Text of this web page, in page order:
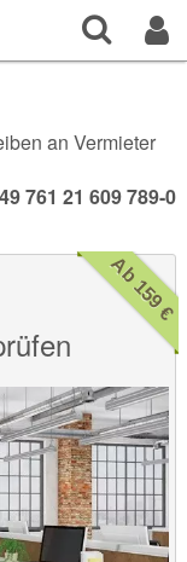
an Vermieter
761 21 609 789-0
Ab 159 €